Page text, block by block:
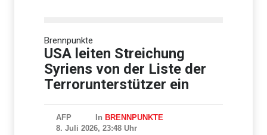
Studie: Europa bei
Drohnenabwehr
unzureichend vorbereitet
Brennpunkte
USA leiten Streichung
Syriens von der Liste der
Terrorunterstützer ein
AFP In BRENNPUNKTE
8. Juli 2026, 23:48 Uhr